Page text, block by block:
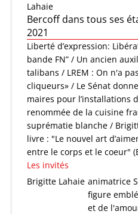
Lahaie
Bercoff dans tous ses
2021
Liberté d’expression:
bande FN” / Un ancien
talibans / LREM : On n'a
cliqueurs» / Le Sénat
maires pour l’installations
renommée de la cuisine
suprématie blanche /
livre : "Le nouvel art
entre le corps et le coeur"
Les invités
Brigitte Lahaie animatrice
figure
et de